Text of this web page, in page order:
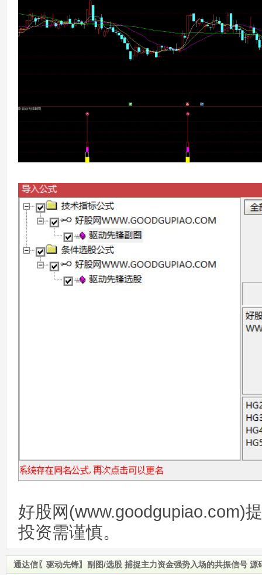
好股网(www.goodgupiao.com)
投资需谨慎。
通达信〖驱动先锋〗副图/选股 捕捉主力资金强势入场的共振信号 源